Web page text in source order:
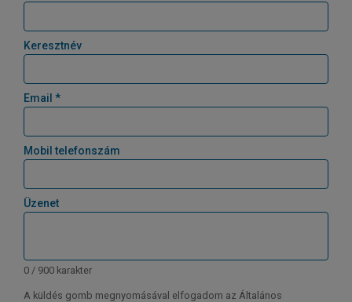
Keresztnév
Email *
Mobil telefonszám
Üzenet
0 / 900 karakter
A küldés gomb megnyomásával elfogadom az Általános